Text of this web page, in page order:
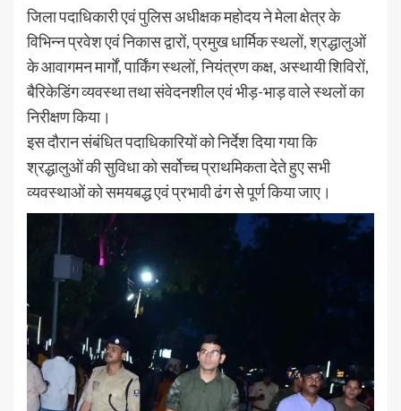
जिला पदाधिकारी एवं पुलिस अधीक्षक महोदय ने मेला क्षेत्र के
विभिन्न प्रवेश एवं निकास द्वारों, प्रमुख धार्मिक स्थलों, श्रद्धालुओं
के आवागमन मार्गों, पार्किंग स्थलों, नियंत्रण कक्ष, अस्थायी शिविरों,
बैरिकेडिंग व्यवस्था तथा संवेदनशील एवं भीड़-भाड़ वाले स्थलों का
निरीक्षण किया।
इस दौरान संबंधित पदाधिकारियों को निर्देश दिया गया कि
श्रद्धालुओं की सुविधा को सर्वोच्च प्राथमिकता देते हुए सभी
व्यवस्थाओं को समयबद्ध एवं प्रभावी ढंग से पूर्ण किया जाए।